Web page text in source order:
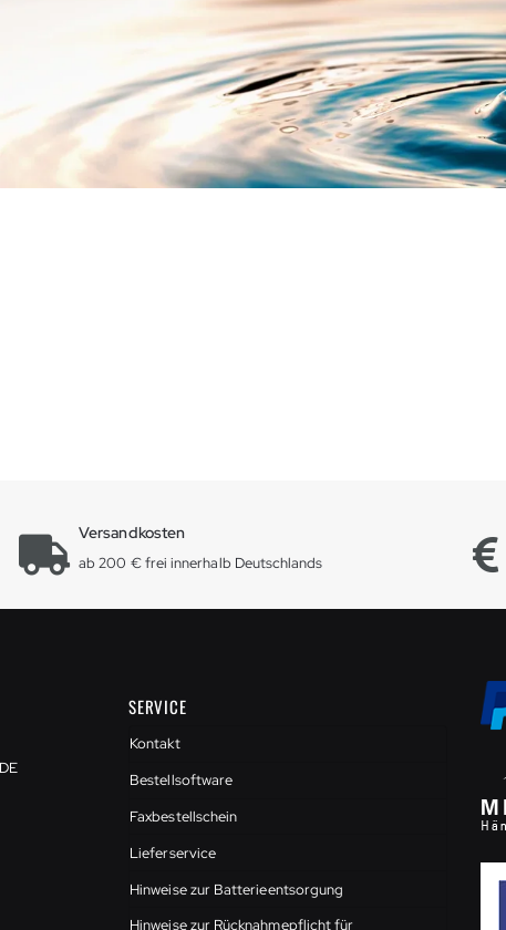
Versandkosten
ab 200 € frei innerhalb Deutschlands
SERVICE
Kontakt
Bestellsoftware
Faxbestellschein
Lieferservice
Hinweise zur Batterieentsorgung
Hinweise zur Rücknahmepflicht für